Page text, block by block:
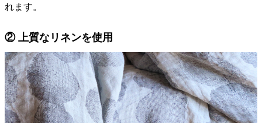
れます。
② 上質なリネンを使用